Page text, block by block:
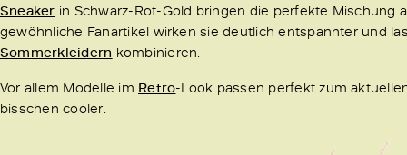
Sneaker in Schwarz-Rot-Gold bringen die perfekte Mischung
gewöhnliche Fanartikel wirken sie deutlich entspannter und
Sommerkleidern kombinieren.
Vor allem Modelle im Retro-Look passen perfekt zum
bisschen cooler.